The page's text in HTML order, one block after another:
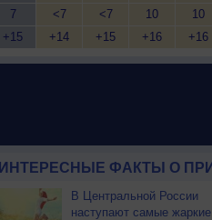
7
+15
<7
+14
<7
+15
10
+16
10
+16
ИНТЕРЕСНЫЕ ФАКТЫ О
В Центральной России
наступают самые жаркие